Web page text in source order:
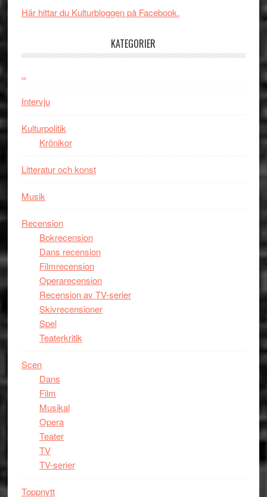
åring
Här hittar du Kulturbloggen på Facebook.
KATEGORIER
..
Intervju
Kulturpolitik
Krönikor
Litteratur och konst
Musik
Recension
Bokrecension
Dans recension
Filmrecension
Operarecension
Recension av TV-serier
Skivrecensioner
Spel
Teaterkritik
Scen
Dans
Film
Musikal
Opera
Teater
TV
TV-serier
Toppnytt